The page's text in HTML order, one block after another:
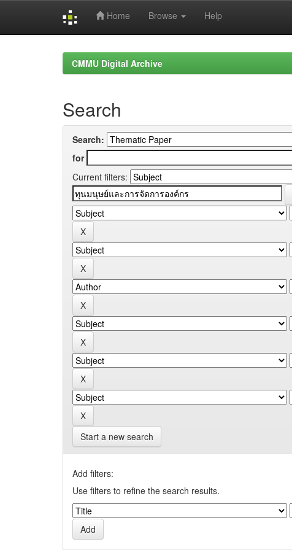
Home Browse Help
CMMU Digital Archive
Search
Search:
for
Current filters:
Start a new search
Add filters:
Use filters to refine the search results.